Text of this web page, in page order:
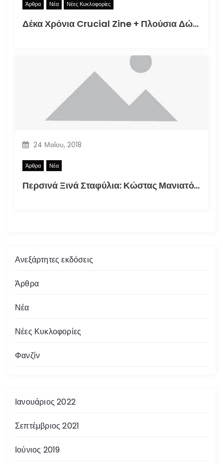
Άρθρα Νέα Νέες Κυκλοφορίες
Δέκα Χρόνια Crucial Zine + Πλούσια Δώρα!
24 Μαΐου, 2018
Άρθρα Νέα
Περσινά Ξινά Σταφύλια: Κώστας Μανιατόπουλος “Αυτοσκατατροφή”, Έκθεση 2018
Ανεξάρτητες εκδόσεις
Άρθρα
Νέα
Νέες Κυκλοφορίες
Φανζίν
Ιανουάριος 2022
Σεπτέμβριος 2021
Ιούνιος 2019